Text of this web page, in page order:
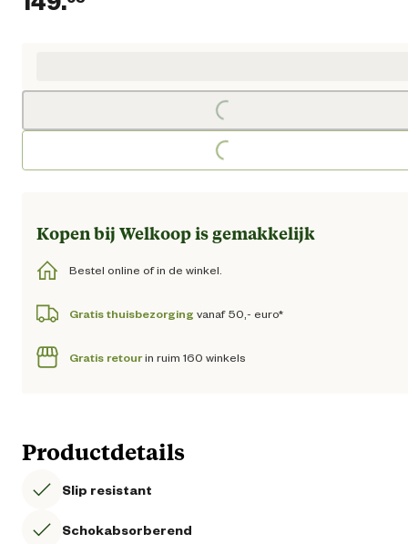
Loading...
Loading...
Kopen bij Welkoop is gemakkelijk
Bestel online of in de winkel.
Gratis thuisbezorging vanaf 50,- euro*
Gratis retourin ruim 160 winkels
Productdetails
Slip resistant
Schokabsorberend